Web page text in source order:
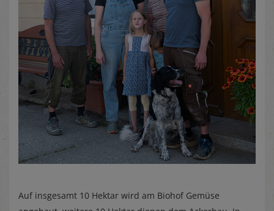
Auf insgesamt 10 Hektar wird am Biohof Gemüse